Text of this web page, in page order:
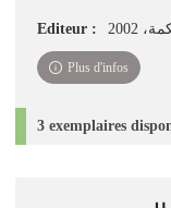
Editeur :
Plus d'infos
3 exemplaires